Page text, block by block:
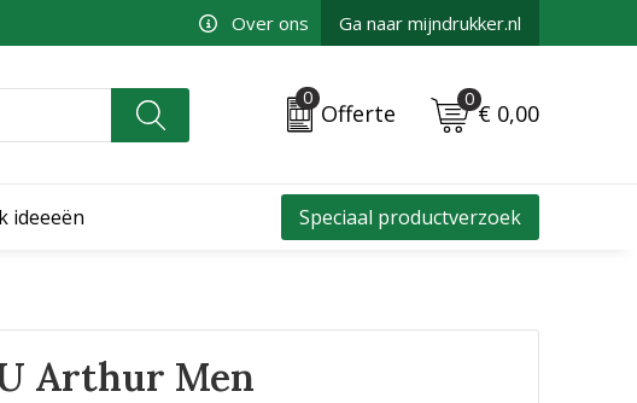
Over ons Ga naar mijndrukker.nl
0
Offerte
0
€ 0,00
ideeeën Speciaal productverzoek
Arthur Men